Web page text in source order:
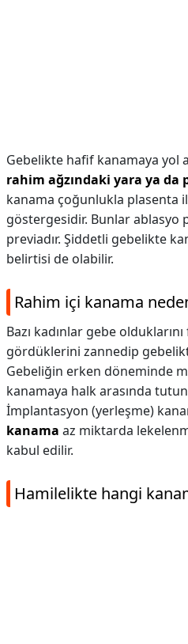
Gebelikte hafif kanamaya yol
rahim ağzındaki yara ya da
kanama çoğunlukla plasenta
göstergesidir. Bunlar ablasyo
previadır. Şiddetli gebelikte
belirtisi de olabilir.
Rahim içi kanama
Bazı kadınlar gebe
gördüklerini zannedip
Gebeliğin erken döneminde
kanamaya halk arasında
İmplantasyon (yerleşme)
kanama az miktarda
kabul edilir.
Hamilelikte hangi